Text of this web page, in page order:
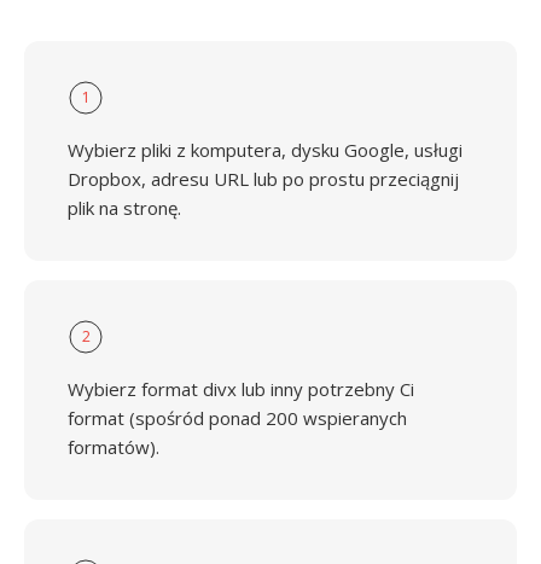
1
Wybierz pliki z komputera, dysku Google, usługi
Dropbox, adresu URL lub po prostu przeciągnij
plik na stronę.
2
Wybierz format divx lub inny potrzebny Ci
format (spośród ponad 200 wspieranych
formatów).